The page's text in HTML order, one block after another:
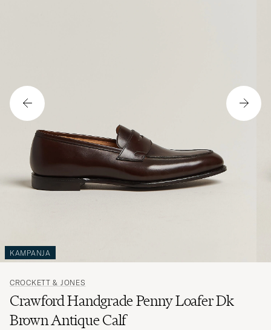
KAMPANJA
CROCKETT & JONES
Crawford Handgrade Penny Loafer Dk
Brown Antique Calf